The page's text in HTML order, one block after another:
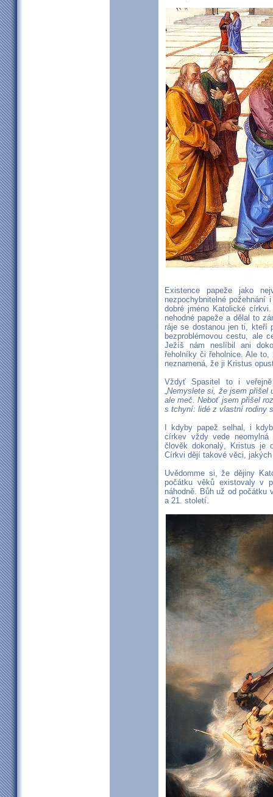
Existence papeže jako
nezpochybnitelné
dobré jméno Katolické
nehodné papeže a dělal to
ráje se dostanou jen ti, kteří
bezproblémovou cestu, ale
Ježíš nám neslíbil ani
řeholníky či řeholnice. Ale
neznamená, že ji Kristus
Vždyť Spasitel to i
„Nemyslete si, že jsem přišel
ale meč. Neboť jsem přišel
s tchyní: lidé z vlastní rodiny
I kdyby papež selhal, i
církev vždy vede
člověk dokonalý, Kristus je
Církvi dějí takové věci,
Uvědomme si, že dějiny
počátku věků existovaly v
náhodně. Bůh už od počátku
a 21. století.